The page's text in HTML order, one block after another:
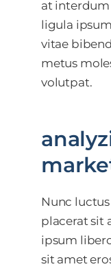
at interdum
ligula
vitae
metus
volutpat.
Nunc
placerat sit
ipsum
sit amet